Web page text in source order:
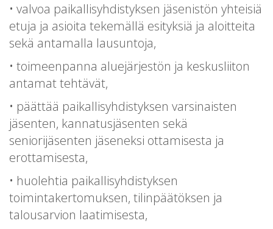
• valvoa paikallisyhdistyksen jäsenistön yhteisiä
etuja ja asioita tekemällä esityksiä ja aloitteita
sekä antamalla lausuntoja,
• toimeenpanna aluejärjestön ja keskusliiton
antamat tehtävät,
• päättää paikallisyhdistyksen varsinaisten
jäsenten, kannatusjäsenten sekä
seniorijäsenten jäseneksi ottamisesta ja
erottamisesta,
• huolehtia paikallisyhdistyksen
toimintakertomuksen, tilinpäätöksen ja
talousarvion laatimisesta,